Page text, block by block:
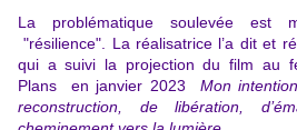
La problématique soulevée est
"résilience". La réalisatrice l’a dit et
qui a suivi la projection du film au
Plans en janvier 2023 Mon
reconstruction, de libération,